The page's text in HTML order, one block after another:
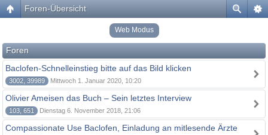
Foren-Übersicht
Web Modus
Foren
Baclofen-Schnelleinstieg bitte auf das Bild klicken
3002, 39989 Mittwoch 1. Januar 2020, 10:20
Olivier Ameisen das Buch – Sein letztes Interview
103, 651 Dienstag 6. November 2018, 21:06
Compassionate Use Baclofen, Einladung an mitlesende Ärzte